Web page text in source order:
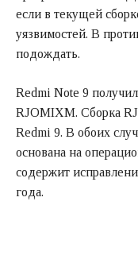
если в текущей
уязвимостей. В
подождать.
Redmi Note 9
RJOMIXM. Сборка
Redmi 9. В обоих
основана на
содержит
года.